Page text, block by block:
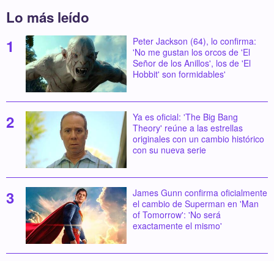
Lo más leído
Peter Jackson (64), lo confirma:
'No me gustan los orcos de 'El
Señor de los Anillos', los de 'El
Hobbit' son formidables'
Ya es oficial: 'The Big Bang
Theory' reúne a las estrellas
originales con un cambio histórico
con su nueva serie
James Gunn confirma oficialmente
el cambio de Superman en 'Man
of Tomorrow': 'No será
exactamente el mismo'